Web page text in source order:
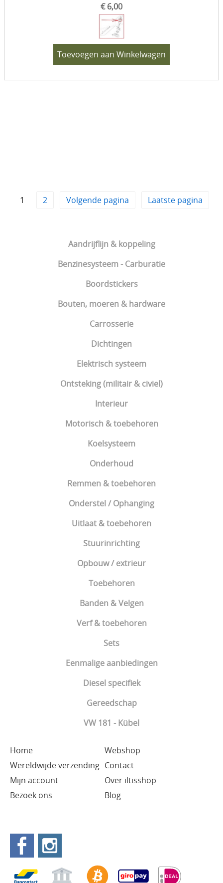
Aandrijflijn & koppeling
Benzinesysteem - Carburatie
Boordstickers
Bouten, moeren & hardware
Carrosserie
Dichtingen
Elektrisch systeem
Ontsteking (militair & civiel)
Interieur
Motorisch & toebehoren
Koelsysteem
Onderhoud
Remmen & toebehoren
Onderstel / Ophanging
Uitlaat & toebehoren
Stuurinrichting
Opbouw / extrieur
Toebehoren
Banden & Velgen
Verf & toebehoren
Sets
Eenmalige aanbiedingen
Diesel specifiek
Gereedschap
VW 181 - Kübel
€ 6,00
Toevoegen aan Winkelwagen
1 2 Volgende pagina Laatste pagina
Home
Webshop
Wereldwijde verzending Contact
Mijn account
Over iltisshop
Bezoek ons
Blog